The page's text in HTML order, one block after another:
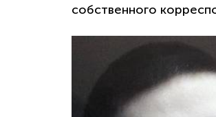
собственного